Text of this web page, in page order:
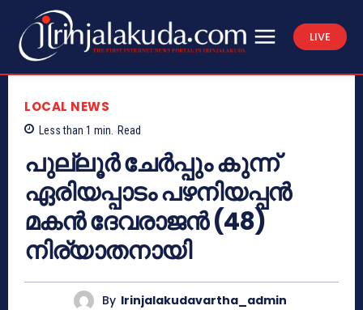
LIVE
LOCAL NEWS
Less than 1 min. Read
പുല്ലൂർ ചേർപ്പും കുന്ന്
ഏരിയപ്പാടം പഴനിയപ്പൻ
മകൻ ദേവരാജൻ (48)
നിര്യാതനായി
By Irinjalakudavartha_admin